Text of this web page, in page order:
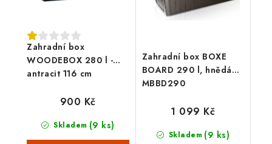
Zahradní box
WOODEBOX 280 l -
antracit 116 cm
Skladem (9 ks)
900 Kč
Zahradní box BOXE
BOARD 290 l, hnědá
MBBD290
Skladem (9 ks)
1 099 Kč